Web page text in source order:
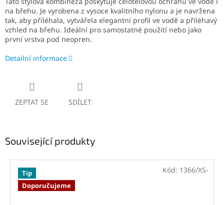
na břehu. Je vyrobena z vysoce kvalitního nylonu a je navržena
tak, aby přiléhala, vytvářela elegantní profil ve vodě a přiléhavý
vzhled na břehu. Ideální pro samostatné použití nebo jako
první vrstva pod neopren.
Detailní informace
ZEPTAT SE SDÍLET
Související produkty
Tip
Doporučujeme
Kód: 1366/XS-